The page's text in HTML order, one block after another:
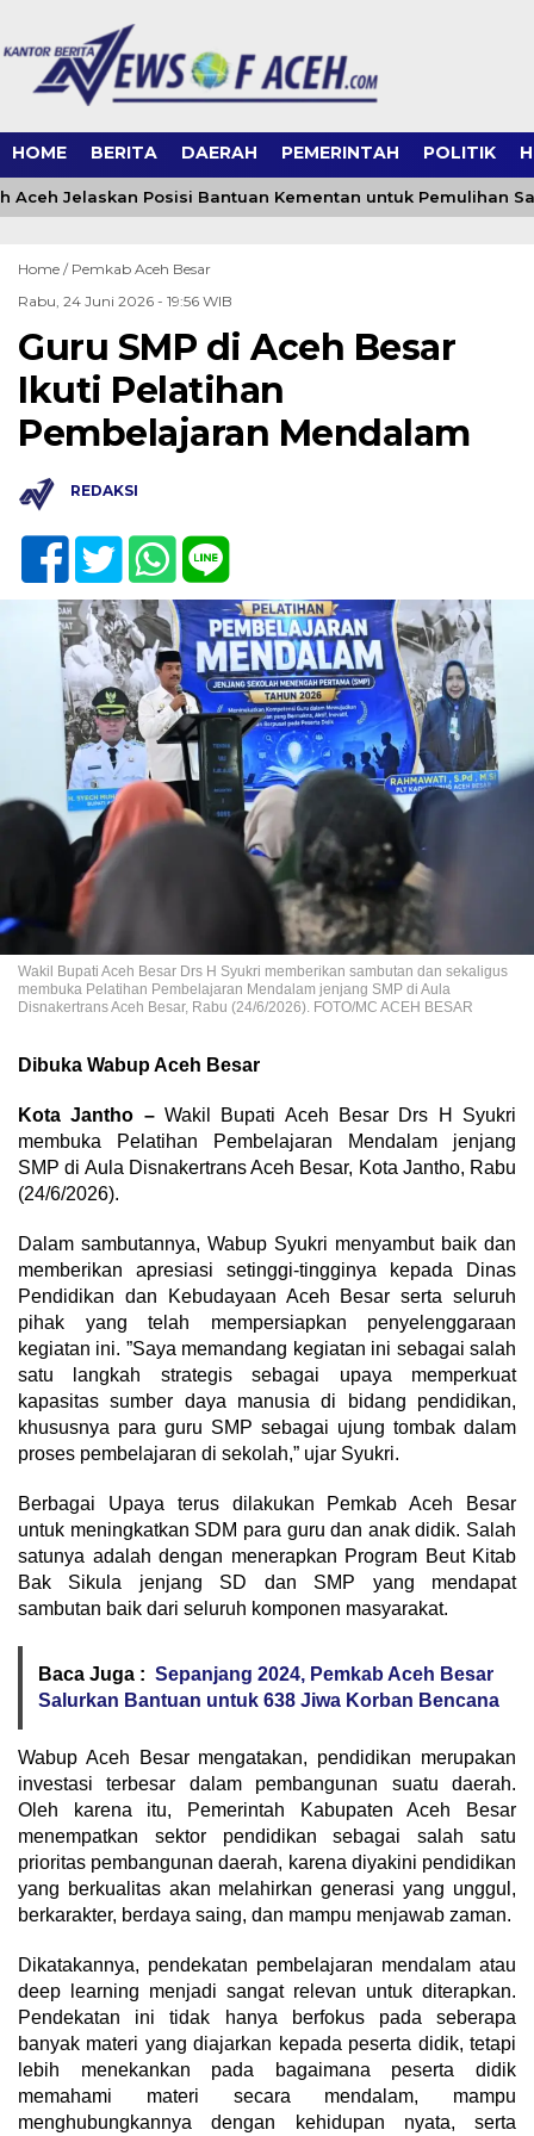
HOME BERITA DAERAH PEMERINTAH POLITIK
Aceh Jelaskan Posisi Bantuan Kementan untuk Pemulihan
Home / Pemkab Aceh Besar
Rabu, 24 Juni 2026 - 19:56 WIB
Guru SMP di Aceh Besar
Ikuti Pelatihan
Pembelajaran Mendalam
REDAKSI
Wakil Bupati Aceh Besar Drs H Syukri memberikan sambutan dan sekaligus
membuka Pelatihan Pembelajaran Mendalam jenjang SMP di Aula
Disnakertrans Aceh Besar, Rabu (24/6/2026). FOTO/MC ACEH BESAR
Dibuka Wabup Aceh Besar
Kota Jantho –Wakil Bupati Aceh Besar Drs H Syukri
membuka Pelatihan Pembelajaran Mendalam jenjang
SMP di Aula Disnakertrans Aceh Besar, Kota Jantho, Rabu
(24/6/2026).
Dalam sambutannya, Wabup Syukri menyambut baik dan
memberikan apresiasi setinggi-tingginya kepada Dinas
Pendidikan dan Kebudayaan Aceh Besar serta seluruh
pihak yang telah mempersiapkan penyelenggaraan
kegiatan ini. ”Saya memandang kegiatan ini sebagai salah
satu langkah strategis sebagai upaya memperkuat
kapasitas sumber daya manusia di bidang pendidikan,
khususnya para guru SMP sebagai ujung tombak dalam
proses pembelajaran di sekolah,” ujar Syukri.
Berbagai Upaya terus dilakukan Pemkab Aceh Besar
untuk meningkatkan SDM para guru dan anak didik. Salah
satunya adalah dengan menerapkan Program Beut Kitab
Bak Sikula jenjang SD dan SMP yang mendapat
sambutan baik dari seluruh komponen masyarakat.
Baca Juga : Sepanjang 2024, Pemkab Aceh Besar
Salurkan Bantuan untuk 638 Jiwa Korban Bencana
Wabup Aceh Besar mengatakan, pendidikan merupakan
investasi terbesar dalam pembangunan suatu daerah.
Oleh karena itu, Pemerintah Kabupaten Aceh Besar
menempatkan sektor pendidikan sebagai salah satu
prioritas pembangunan daerah, karena diyakini pendidikan
yang berkualitas akan melahirkan generasi yang unggul,
berkarakter, berdaya saing, dan mampu menjawab zaman.
Dikatakannya, pendekatan pembelajaran mendalam atau
deep learning menjadi sangat relevan untuk diterapkan.
Pendekatan ini tidak hanya berfokus pada seberapa
banyak materi yang diajarkan kepada peserta didik, tetapi
lebih menekankan pada bagaimana peserta didik
memahami materi secara mendalam, mampu
menghubungkannya dengan kehidupan nyata, serta